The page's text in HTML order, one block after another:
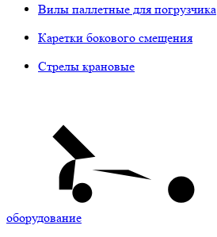
Вилы паллетные для погрузчика
Каретки бокового смещения
Стрелы крановые
оборудование